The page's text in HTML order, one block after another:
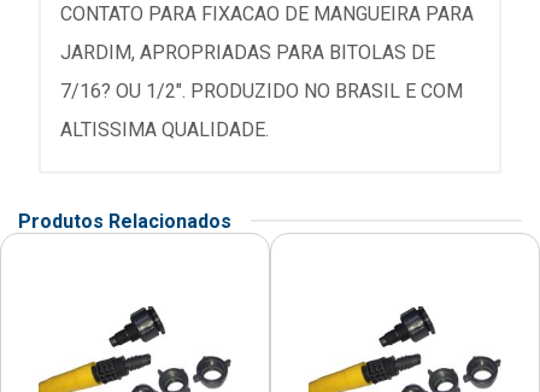
CONTATO PARA FIXACAO DE MANGUEIRA PARA
JARDIM, APROPRIADAS PARA BITOLAS DE
7/16? OU 1/2". PRODUZIDO NO BRASIL E COM
ALTISSIMA QUALIDADE.
Produtos Relacionados